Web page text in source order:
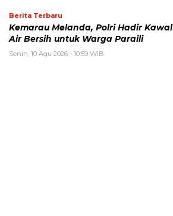
Berita Terbaru
Kemarau Melanda, Polri Hadir Kawal
Air Bersih untuk Warga Paraili
Senin, 10 Agu 2026 - 10:59 WIB